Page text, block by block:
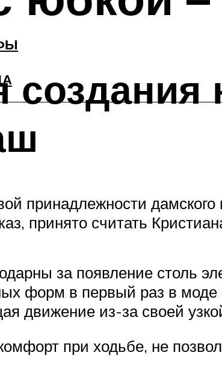
принадлежности
принято считать
за появление столь
форм в первый раз в
движение из-за своей
при ходьбе, не